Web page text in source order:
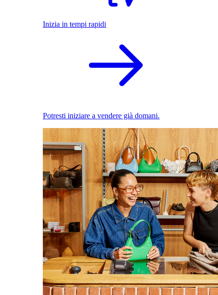
Inizia in tempi rapidi
Potresti iniziare a vendere già domani.